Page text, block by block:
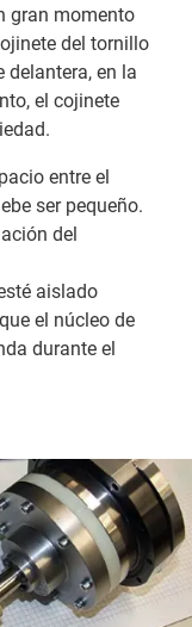
gran momento
del tornillo
delantera, en la
el cojinete
entre el
ser pequeño.
del
aislado
el núcleo de
durante el